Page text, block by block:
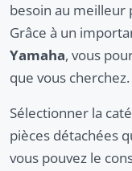
besoin au meilleur
Grâce à un
Yamaha, vous
que vous cherchez.
Sélectionner la
pièces détachées
vous pouvez le